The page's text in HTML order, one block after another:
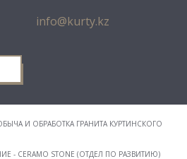
info@kurty.kz
И ОБРАБОТКА ГРАНИТА КУРТИНСКОГО
- CERAMO STONE (ОТДЕЛ ПО РАЗВИТИЮ)